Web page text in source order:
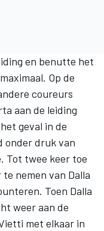
en benutte het
Op de
coureurs
aan de leiding
geval in de
onder druk van
Tot twee keer toe
nemen van Dalla
Toen Dalla
weer aan de
met elkaar in